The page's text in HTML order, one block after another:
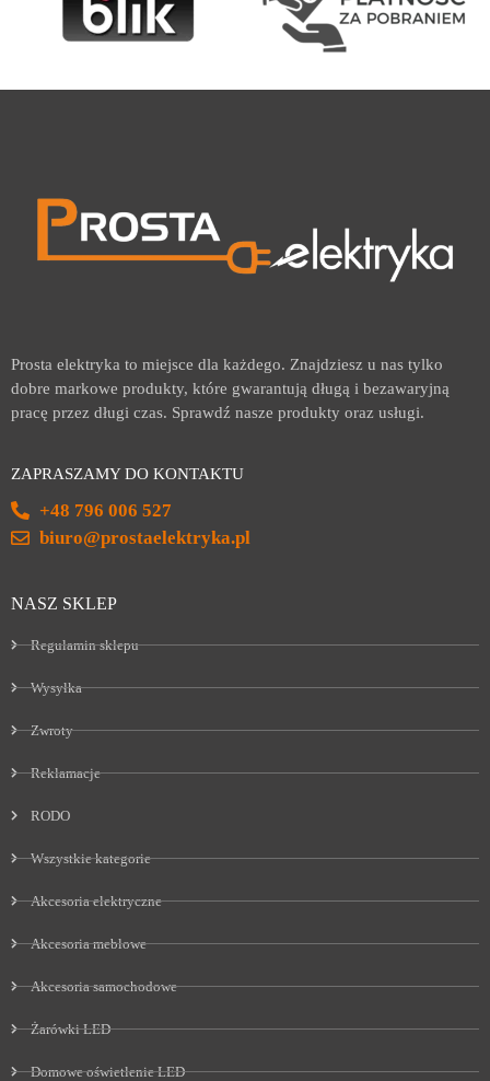
Prosta elektryka to miejsce dla każdego. Znajdziesz u nas tylko
dobre markowe produkty, które gwarantują długą i bezawaryjną
pracę przez długi czas. Sprawdź nasze produkty oraz usługi.
ZAPRASZAMY DO KONTAKTU
+48 796 006 527
biuro@prostaelektryka.pl
NASZ SKLEP
Regulamin sklepu
Wysyłka
Zwroty
Reklamacje
RODO
Wszystkie kategorie
Akcesoria elektryczne
Akcesoria meblowe
Akcesoria samochodowe
Żarówki LED
Domowe oświetlenie LED